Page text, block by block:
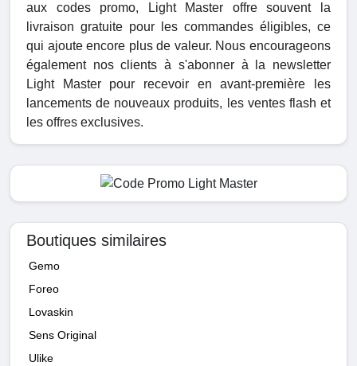
aux codes promo, Light Master offre souvent la
livraison gratuite pour les commandes éligibles, ce
qui ajoute encore plus de valeur. Nous encourageons
également nos clients à s'abonner à la newsletter
Light Master pour recevoir en avant-première les
lancements de nouveaux produits, les ventes flash et
les offres exclusives.
Boutiques similaires
Gemo
Foreo
Lovaskin
Sens Original
Ulike